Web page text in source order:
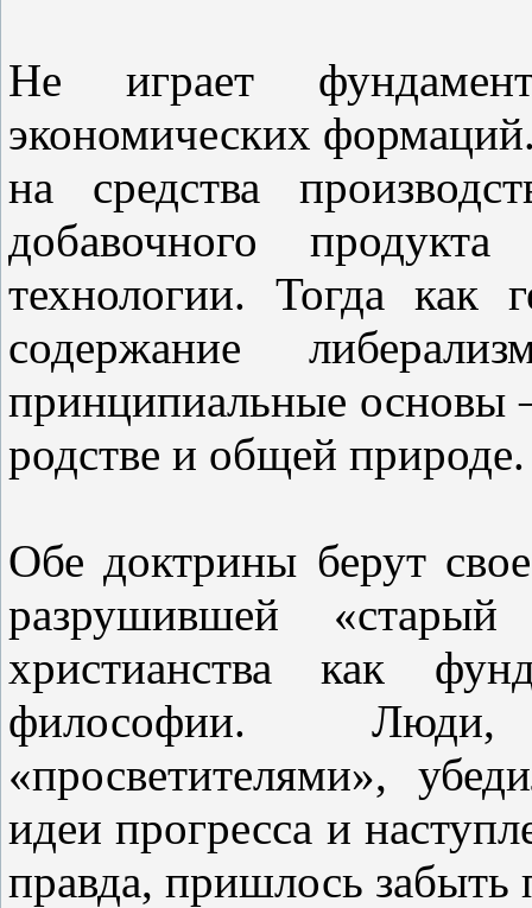
Не играет
экономических
на средства
добавочного
технологии. Тогда как
содержание
принципиальные основы
родстве и общей природе.
Обе доктрины берут
разрушившей
христианства как
философии.
«просветителями»,
идеи прогресса и
правда, пришлось забыть